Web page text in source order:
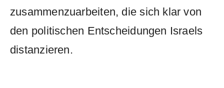
zusammenzuarbeiten, die sich klar von
den politischen Entscheidungen Israels
distanzieren.